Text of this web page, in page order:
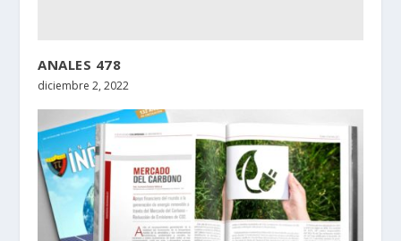
ANALES 478
diciembre 2, 2022